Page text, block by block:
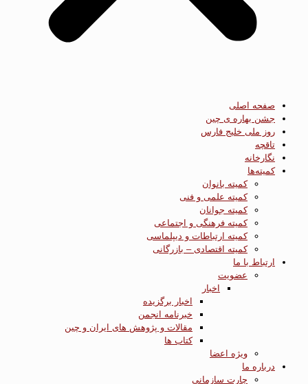
صفحه اصلی
جشن بهاره ی چین
روز ملی خلیج فارس
تاقچه
نگارخانه
کمیته‌ها
کمیته بانوان
کمیته علمی و فنی
کمیته جوانان
کمیته فرهنگی و اجتماعی
کمیته ارتباطات و دیپلماسی
کمیته اقتصادی – بازرگانی
ارتباط با ما
عضویت
اخبار
اخبار برگزیده
خبرنامه انجمن
مقالات و پژوهش های ایران و چین
کتاب ها
ویژه اعضا
درباره ما
چارت سازمانی